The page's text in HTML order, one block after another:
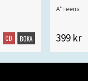
CD BOKA
A*Teens
399 kr